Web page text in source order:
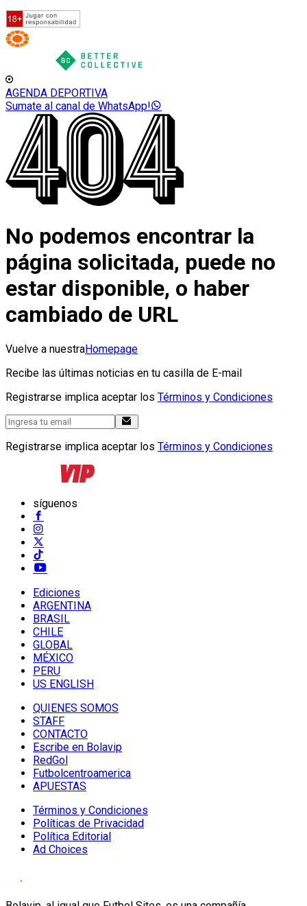
AGENDA DEPORTIVA
Sumate al canal de WhatsApp!
No podemos encontrar la
página solicitada, puede no
estar disponible, o haber
cambiado de URL
Vuelve a nuestraHomepage
Recibe las últimas noticias en tu casilla de E-mail
Registrarse implica aceptar los Términos y Condiciones
Registrarse implica aceptar los Términos y Condiciones
síguenos
Ediciones
ARGENTINA
BRASIL
CHILE
GLOBAL
MÉXICO
PERU
US ENGLISH
QUIENES SOMOS
STAFF
CONTACTO
Escribe en Bolavip
RedGol
Futbolcentroamerica
APUESTAS
Términos y Condiciones
Políticas de Privacidad
Política Editorial
Ad Choices